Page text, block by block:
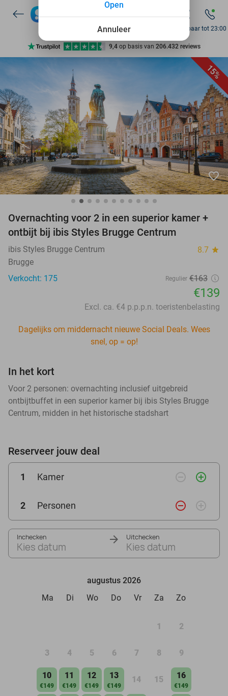
7 dagen per week beschikbaar
10+ miljoen leden
9,4 op basis van 206.432 reviews
10+ miljoen leden
Bereikbaar tot 23:00
15%
favorite_border
Overnachting voor 2 in een superior kamer +
ontbijt bij ibis Styles Brugge Centrum
ibis Styles Brugge Centrum 8.7 star
Brugge
Verkocht: 175
Regulier €163
€139
Excl. ca. €4 p.p.p.n. toeristenbelasting
Dagelijks om middernacht nieuwe Social Deals. Wees
snel, op = op!
In het kort
Voor 2 personen: overnachting inclusief uitgebreid
ontbijtbuffet in een superior kamer bij ibis Styles Brugge
Centrum, midden in het historische stadshart
Reserveer jouw deal
1 Kamer remove_circle_outline add_circle_outline
2 Personen remove_circle_outline add_circle_outline
Inchecken
Kies datum
Uitchecken
Kies datum
augustus 2026
Ma
Di Wo Do Vr Za Zo
1 2
3 4 5 6 7 8 9
10
€149
11
€149
12
€149
13
€149
14 15 16
€149
Annuleer
Open